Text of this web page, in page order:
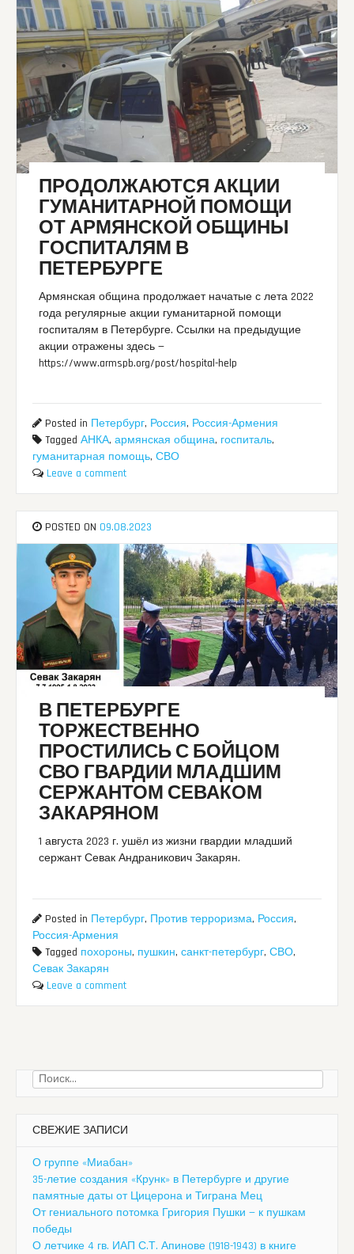
ПРОДОЛЖАЮТСЯ АКЦИИ
ГУМАНИТАРНОЙ ПОМОЩИ
ОТ АРМЯНСКОЙ ОБЩИНЫ
ГОСПИТАЛЯМ В
ПЕТЕРБУРГЕ
Армянская община продолжает начатые с лета 2022
года регулярные акции гуманитарной помощи
госпиталям в Петербурге. Ссылки на предыдущие
акции отражены здесь —
https://www.armspb.org/post/hospital-help
Posted in Петербург, Россия, Россия-Армения
TaggedАНКА,армянская община, госпиталь,
гуманитарная помощь,СВО
Leave a comment
POSTED ON 09.08.2023
В ПЕТЕРБУРГЕ
ТОРЖЕСТВЕННО
ПРОСТИЛИСЬ С БОЙЦОМ
СВО ГВАРДИИ МЛАДШИМ
СЕРЖАНТОМ СЕВАКОМ
ЗАКАРЯНОМ
1 августа 2023 г. ушёл из жизни гвардии младший
сержант Севак Андраникович Закарян.
Posted in Петербург, Против терроризма, Россия,
Россия-Армения
Tagged похороны, пушкин,санкт-петербург,СВО,
Севак Закарян
Leave a comment
Найти:
СВЕЖИЕ ЗАПИСИ
О группе «Миабан»
35-летие создания «Крунк» в Петербурге и другие
памятные даты от Цицерона и Тиграна Мец
От гениального потомка Григория Пушки — к пушкам
победы
О летчике 4 гв. ИАП С.Т. Апинове (1918-1943) в книге